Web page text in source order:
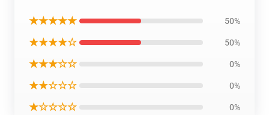
★★★★★ 50%
★★★★☆ 50%
★★★☆☆ 0%
★★☆☆☆ 0%
★☆☆☆☆ 0%